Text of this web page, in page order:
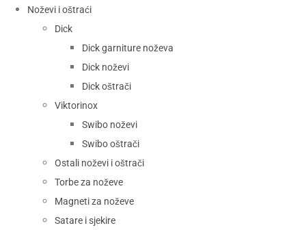
Noževi i oštraći
Dick
Dick garniture noževa
Dick noževi
Dick oštrači
Viktorinox
Swibo noževi
Swibo oštrači
Ostali noževi i oštrači
Torbe za noževe
Magneti za noževe
Satare i sjekire